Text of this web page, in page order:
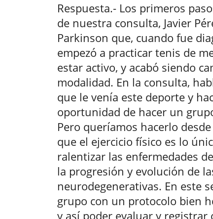
Respuesta.- Los primeros
de nuestra consulta, Javier
Parkinson que, cuando fue
empezó a practicar tenis de
estar activo, y acabó siendo
modalidad. En la consulta,
que le venía este deporte y
oportunidad de hacer un
Pero queríamos hacerlo
que el ejercicio físico es lo
ralentizar las enfermedades
la progresión y evolución de
neurodegenerativas. En este
grupo con un protocolo bien
y así poder evaluar y registrar